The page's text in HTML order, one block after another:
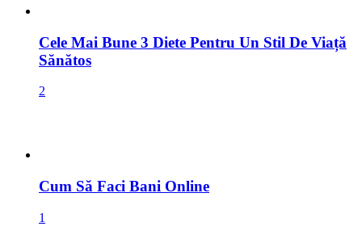
Cele Mai Bune 3 Diete Pentru Un Stil De Viață
Sănătos
2
Cum Să Faci Bani Online
1